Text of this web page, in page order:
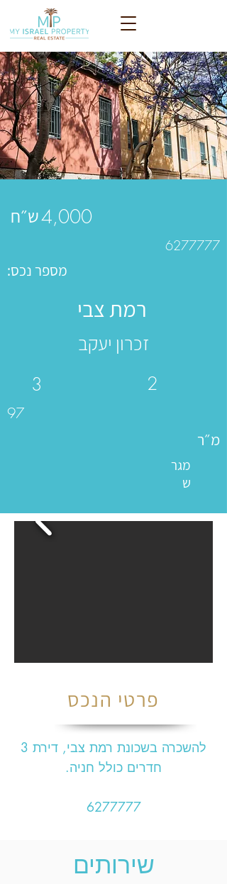
ש״ח4,000
6277777
מספר נכס:
רמת צבי
זכרון יעקב
3 2
97
מ״ר
מגר
ש
פרטי הנכס
להשכרה בשכונת רמת צבי, דירת 3
חדרים כולל חניה.
6277777
שירותים